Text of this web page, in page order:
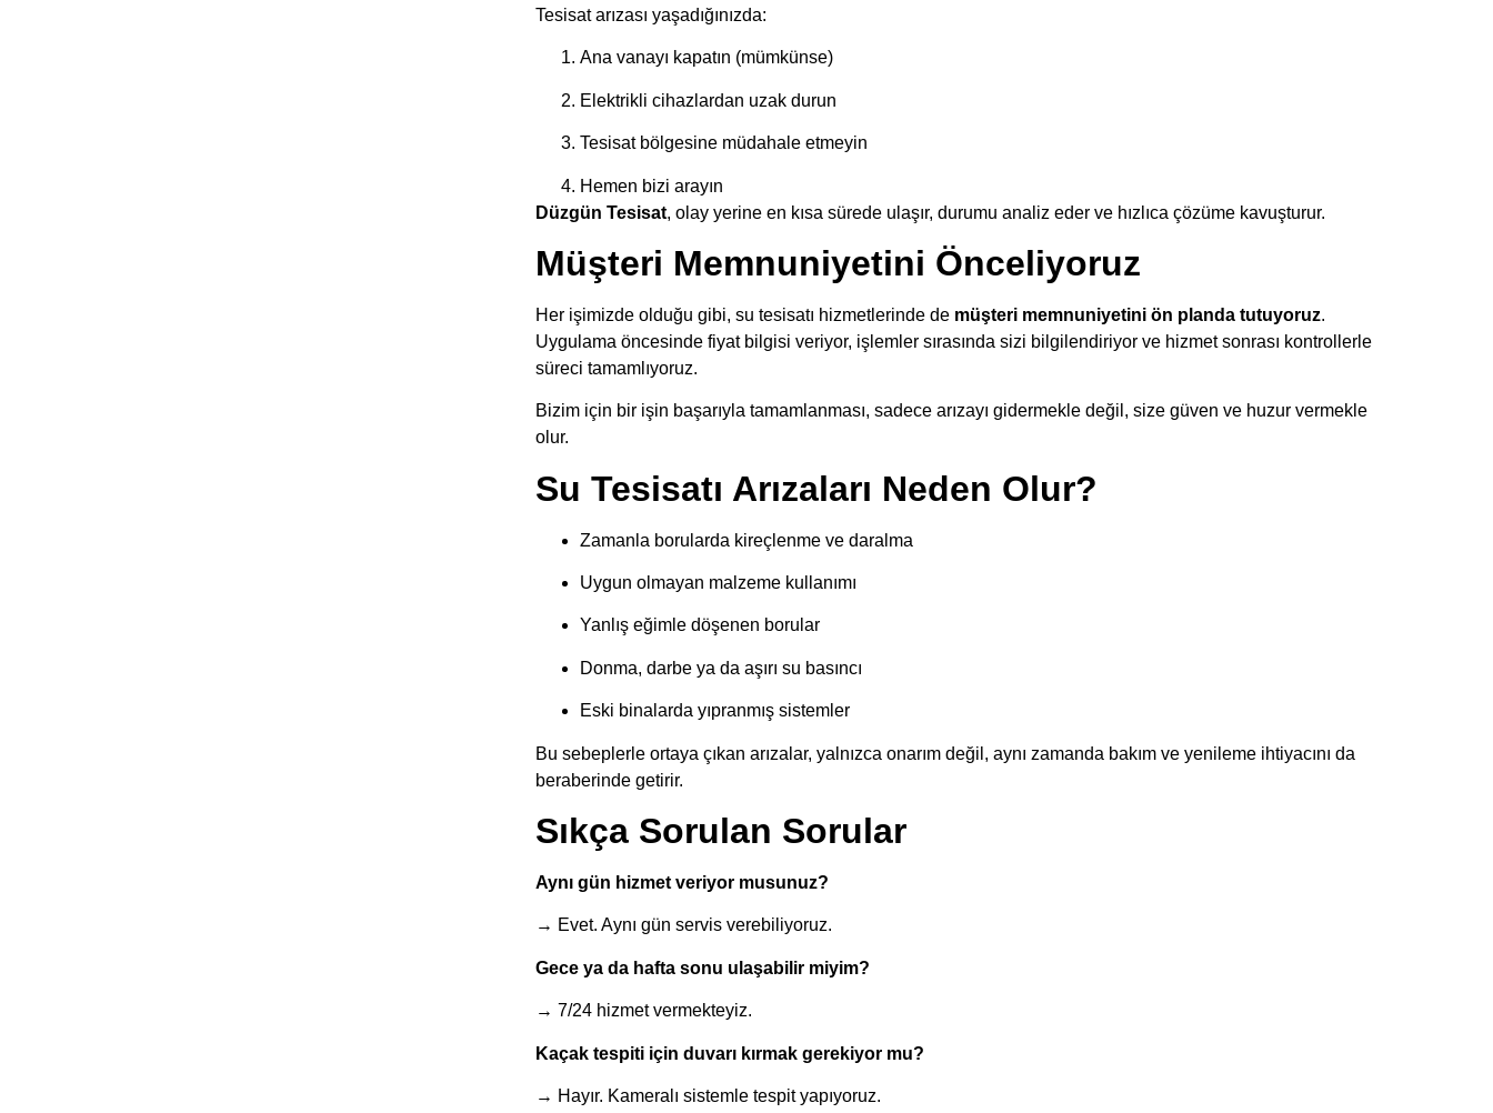
Tesisat arızası yaşadığınızda:
Ana vanayı kapatın (mümkünse)
Elektrikli cihazlardan uzak durun
Tesisat bölgesine müdahale etmeyin
Hemen bizi arayın
Düzgün Tesisat, olay yerine en kısa sürede ulaşır, durumu analiz eder ve hızlıca çözüme kavuşturur.
Müşteri Memnuniyetini Önceliyoruz
Her işimizde olduğu gibi, su tesisatı hizmetlerinde de müşteri memnuniyetini ön planda tutuyoruz.
Uygulama öncesinde fiyat bilgisi veriyor, işlemler sırasında sizi bilgilendiriyor ve hizmet sonrası kontrollerle
süreci tamamlıyoruz.
Bizim için bir işin başarıyla tamamlanması, sadece arızayı gidermekle değil, size güven ve huzur vermekle
olur.
Su Tesisatı Arızaları Neden Olur?
Zamanla borularda kireçlenme ve daralma
Uygun olmayan malzeme kullanımı
Yanlış eğimle döşenen borular
Donma, darbe ya da aşırı su basıncı
Eski binalarda yıpranmış sistemler
Bu sebeplerle ortaya çıkan arızalar, yalnızca onarım değil, aynı zamanda bakım ve yenileme ihtiyacını da
beraberinde getirir.
Sıkça Sorulan Sorular
Aynı gün hizmet veriyor musunuz?
→ Evet. Aynı gün servis verebiliyoruz.
Gece ya da hafta sonu ulaşabilir miyim?
→ 7/24 hizmet vermekteyiz.
Kaçak tespiti için duvarı kırmak gerekiyor mu?
→ Hayır. Kameralı sistemle tespit yapıyoruz.